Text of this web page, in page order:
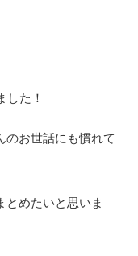
た！
のお世話にも慣れて
とめたいと思いま